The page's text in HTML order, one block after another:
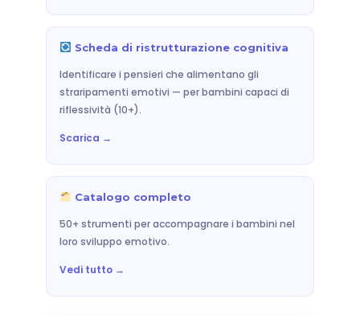
Scheda di ristrutturazione cognitiva
Identificare i pensieri che alimentano gli
straripamenti emotivi — per bambini capaci di
riflessività (10+).
Scarica →
Catalogo completo
50+ strumenti per accompagnare i bambini nel
loro sviluppo emotivo.
Vedi tutto →